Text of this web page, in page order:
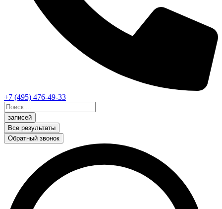
+7 (495) 476-49-33
Search
...записей
Все результаты
Обратный звонок